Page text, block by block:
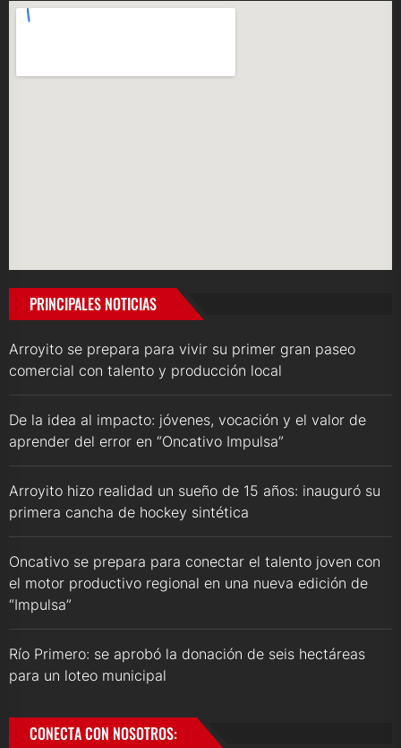
PRINCIPALES NOTICIAS
Arroyito se prepara para vivir su primer gran paseo
comercial con talento y producción local
De la idea al impacto: jóvenes, vocación y el valor de
aprender del error en “Oncativo Impulsa”
Arroyito hizo realidad un sueño de 15 años: inauguró su
primera cancha de hockey sintética
Oncativo se prepara para conectar el talento joven con
el motor productivo regional en una nueva edición de
“Impulsa”
Río Primero: se aprobó la donación de seis hectáreas
para un loteo municipal
CONECTA CON NOSOTROS: